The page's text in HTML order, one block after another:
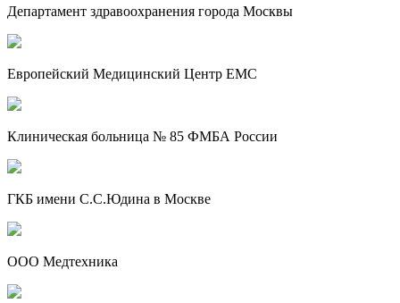
Департамент здравоохранения города Москвы
Европейский Медицинский Центр EMC
Клиническая больница № 85 ФМБА России
ГКБ имени С.С.Юдина в Москве
ООО Медтехника